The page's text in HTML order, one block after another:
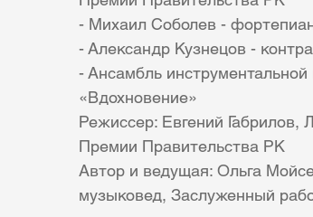
- Михаил Соболев -
- Александр Кузнецов -
- Ансамбль
«Вдохновение»
Режиссер: Евгений Габрилов,
Премии Правительства РК
Автор и ведущая: Ольга
музыковед, Заслуженный